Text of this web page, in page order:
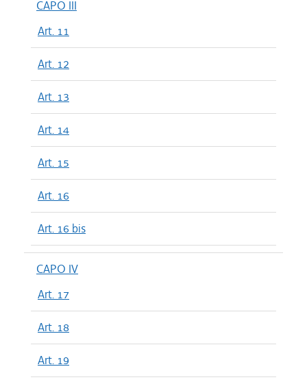
CAPO III
Art. 11
Art. 12
Art. 13
Art. 14
Art. 15
Art. 16
Art. 16 bis
CAPO IV
Art. 17
Art. 18
Art. 19